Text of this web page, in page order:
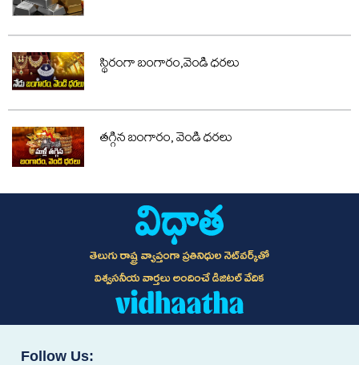
స్థిరంగా బంగారం,వెండి ధరలు
తగ్గిన బంగారం, వెండి ధరలు
తెలుగు రాష్ట్ర వ్యాప్తంగా ప్రతినిధుల నెట్‌వర్క్‌తో
విశ్వసనీయ వార్తలు అందించే డిజిటల్ వేదిక
Follow Us: